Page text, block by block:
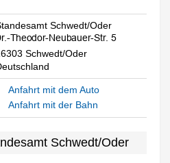
Schwedt/Oder
Schwedt/Oder
Anfahrt mit dem Auto
Anfahrt mit der Bahn
Schwedt/Oder